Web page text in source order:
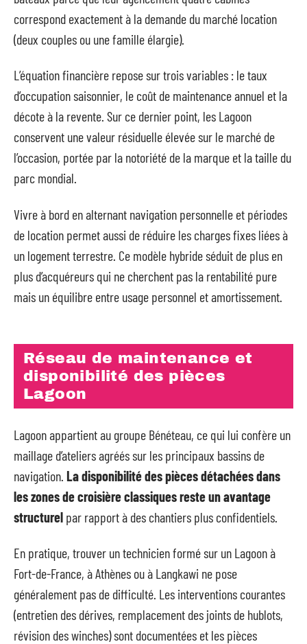
correspond exactement à la demande du marché location
(deux couples ou une famille élargie).
L’équation financière repose sur trois variables : le taux
d’occupation saisonnier, le coût de maintenance annuel et la
décote à la revente. Sur ce dernier point, les Lagoon
conservent une valeur résiduelle élevée sur le marché de
l’occasion, portée par la notoriété de la marque et la taille du
parc mondial.
Vivre à bord en alternant navigation personnelle et périodes
de location permet aussi de réduire les charges fixes liées à
un logement terrestre. Ce modèle hybride séduit de plus en
plus d’acquéreurs qui ne cherchent pas la rentabilité pure
mais un équilibre entre usage personnel et amortissement.
Réseau de maintenance et
disponibilité des pièces
Lagoon
Lagoon appartient au groupe Bénéteau, ce qui lui confère un
maillage d’ateliers agréés sur les principaux bassins de
navigation. La disponibilité des pièces détachées dans
les zones de croisière classiques reste un avantage
structurel par rapport à des chantiers plus confidentiels.
En pratique, trouver un technicien formé sur un Lagoon à
Fort-de-France, à Athènes ou à Langkawi ne pose
généralement pas de difficulté. Les interventions courantes
(entretien des dérives, remplacement des joints de hublots,
révision des winches) sont documentées et les pièces